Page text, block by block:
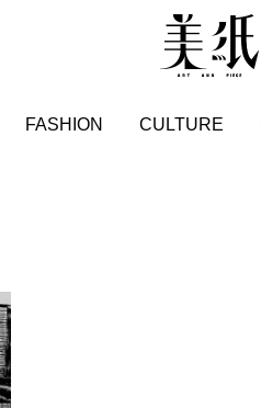
FASHION CULTURE